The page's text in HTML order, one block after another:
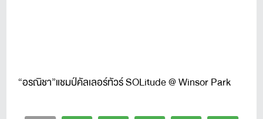
“อรณิชา”แชมป์คัลเลอร์ทัวร์ SOLitude @ Winsor Park